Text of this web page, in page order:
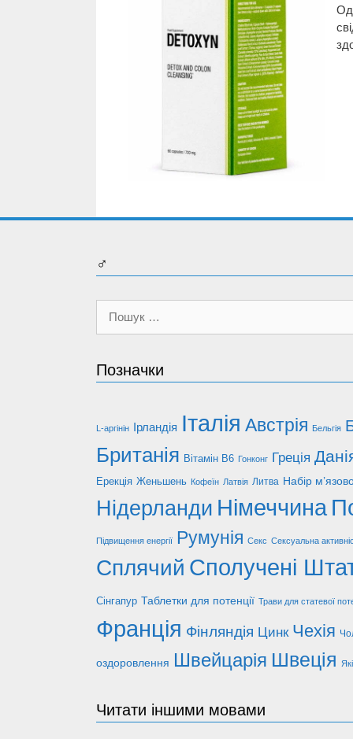
♂
Пошук:
Позначки
L-аргінін Ірландія Італія Австрія Бельгія
Британія Вітамін В6 Гонконг Греція
Ерекція Женьшень Кофеїн Латвія Литва Набір
Нідерланди Німеччина
Підвищення енергії Румунія Секс Сексуальна
Сплячий Сполучені
Сінгапур Таблетки для потенції Трави для статевої
Франція Фінляндія Цинк Чехія
оздоровлення Швейцарія Швеція
Читати іншими мовами